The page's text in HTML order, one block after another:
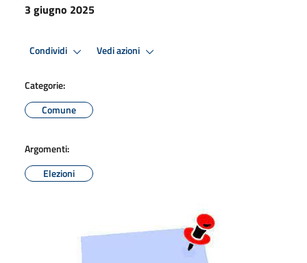
3 giugno 2025
Condividi Vedi azioni
Categorie:
Comune
Argomenti:
Elezioni